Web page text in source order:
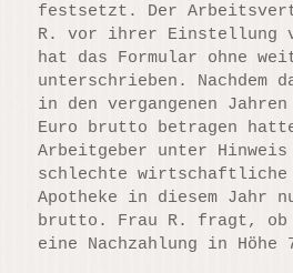
festsetzt. Der
R. vor ihrer Einstellung
hat das Formular ohne
unterschrieben. Nachdem
in den vergangenen
Euro brutto betragen
Arbeitgeber unter
schlechte
Apotheke in diesem Jahr
brutto. Frau R. fragt, ob
eine Nachzahlung in Höhe